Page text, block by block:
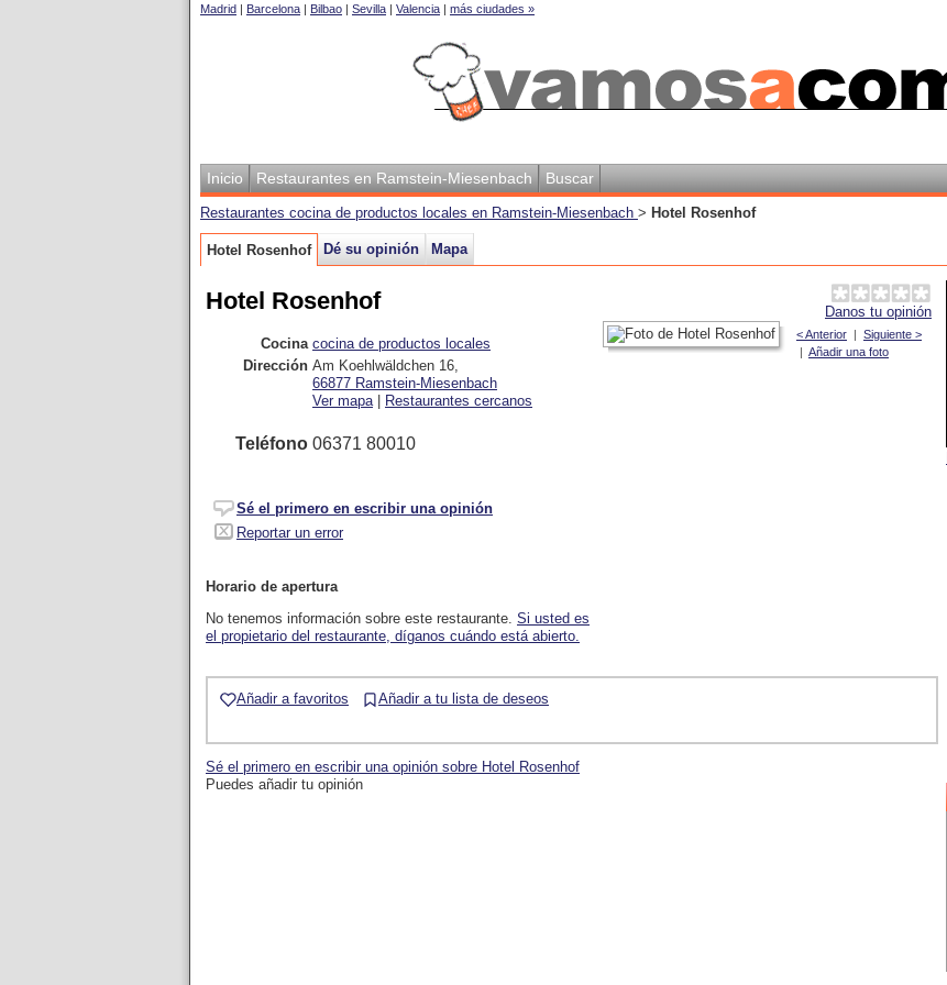
Madrid | Barcelona | Bilbao | Sevilla | Valencia | más ciudades »
Inicio Restaurantes en Ramstein-Miesenbach Buscar
Restaurantes cocina de productos locales en Ramstein-Miesenbach > Hotel Rosenhof
Hotel Rosenhof Dé su opinión Mapa
Danos tu opinión
Hotel Rosenhof
< Anterior | Siguiente >
| Añadir una foto
Cocina cocina de productos locales
Dirección Am Koehlwäldchen 16,
66877 Ramstein-Miesenbach
Ver mapa| Restaurantes cercanos
Teléfono 06371 80010
Sé el primero en escribir una opinión
Reportar un error
Horario de apertura
No tenemos información sobre este restaurante. Si usted es
el propietario del restaurante, díganos cuándo está abierto.
Añadir a favoritos Añadir a tu lista de deseos
Sé el primero en escribir una opinión sobre Hotel Rosenhof
Puedes añadir tu opinión